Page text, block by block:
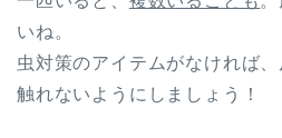
いね。
虫対策のアイテムがなければ
触れないようにしましょう！